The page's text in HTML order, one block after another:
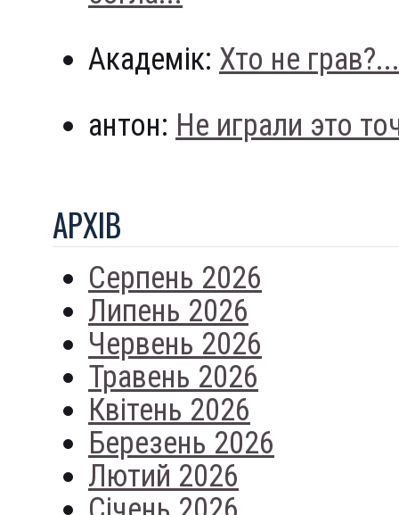
Академік: Хто не грав?...
антон: Не играли это
АРХIВ
Серпень 2026
Липень 2026
Червень 2026
Травень 2026
Квітень 2026
Березень 2026
Лютий 2026